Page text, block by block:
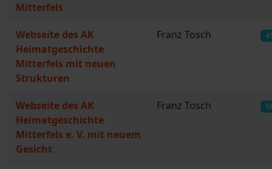
Mitterfels
Webseite des AK
Heimatgeschichte
Mitterfels mit neuen
Strukturen
Franz Tosch
Webseite des AK
Heimatgeschichte
Mitterfels e. V. mit neuem
Gesicht
Franz Tosch